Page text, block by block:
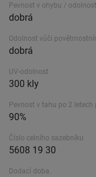
Pevnost v ohybu /
dobrá
Odolnost vůči
dobrá
UV-odolnost
300 kly
Pevnost v tahu po 2
90%
Číslo celního sazebníku
5608 19 30
Dodací doba.